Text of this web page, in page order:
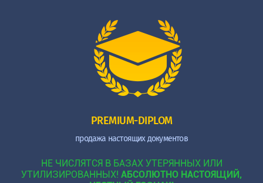
PREMIUM-DIPLOM
продажа настоящих документов
НЕ ЧИСЛЯТСЯ В БАЗАХ УТЕРЯННЫХ ИЛИ
УТИЛИЗИРОВАННЫХ! АБСОЛЮТНО НАСТОЯЩИЙ,